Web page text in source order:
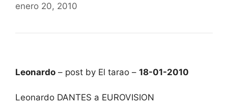
enero 20, 2010
Leonardo – post by El tarao – 18-01-2010
Leonardo DANTES a EUROVISION